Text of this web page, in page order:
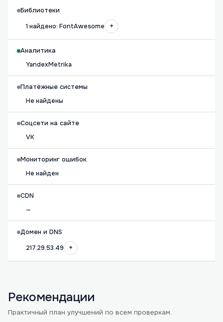
Библиотеки
1 найдено: FontAwesome
+
Аналитика
YandexMetrika
Платёжные системы
Не найдены
Соцсети на сайте
VK
Мониторинг ошибок
Не найден
CDN
—
Домен и DNS
217.29.53.49
+
Рекомендации
Практичный план улучшений по всем проверкам.